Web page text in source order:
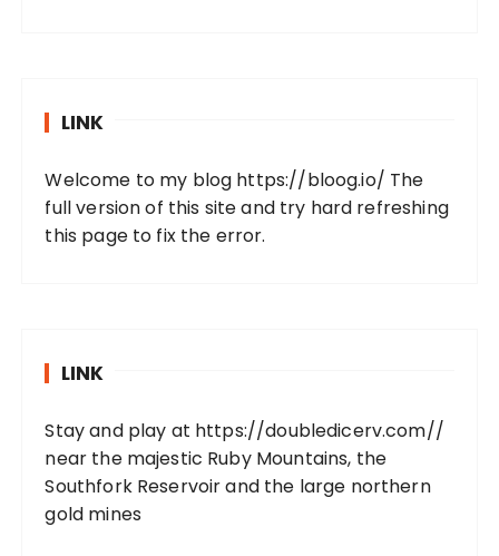
LINK
Welcome to my blog https://bloog.io/ The
full version of this site and try hard refreshing
this page to fix the error.
LINK
Stay and play at https://doubledicerv.com//
near the majestic Ruby Mountains, the
Southfork Reservoir and the large northern
gold mines